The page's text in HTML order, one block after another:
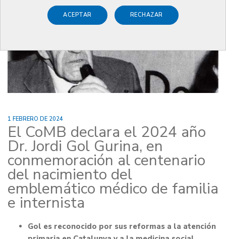
ACEPTAR RECHAZAR
1 FEBRERO DE 2024
El CoMB declara el 2024 año
Dr. Jordi Gol Gurina, en
conmemoración al centenario
del nacimiento del
emblemático médico de familia
e internista
Gol es reconocido por sus reformas a la atención